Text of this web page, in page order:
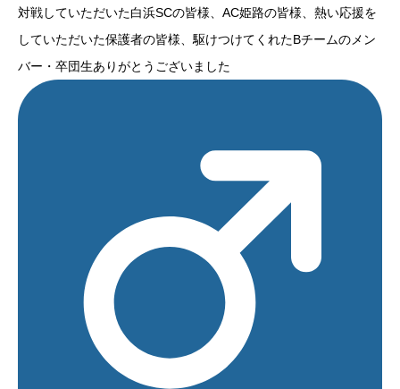
対戦していただいた白浜SCの皆様、AC姫路の皆様、熱い応援を
していただいた保護者の皆様、駆けつけてくれたBチームのメン
バー・卒団生ありがとうございました‍